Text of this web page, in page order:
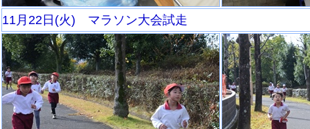
11月22日(火) マラソン大会試走